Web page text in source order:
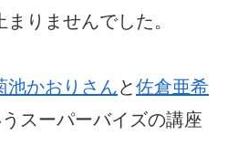
りませんでした。
池かおりさんと佐倉亜希
スーパーバイズの講座